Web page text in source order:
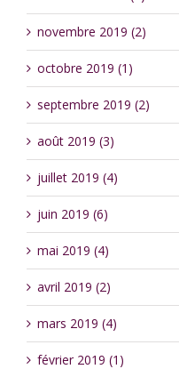
novembre 2019 (2)
octobre 2019 (1)
septembre 2019 (2)
août 2019 (3)
juillet 2019 (4)
juin 2019 (6)
mai 2019 (4)
avril 2019 (2)
mars 2019 (4)
février 2019 (1)